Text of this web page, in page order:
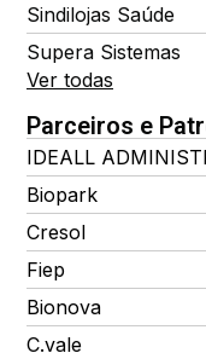
Sindilojas Saúde
Supera Sistemas
Ver todas
Parceiros e
Biopark
Cresol
Fiep
Bionova
C.vale